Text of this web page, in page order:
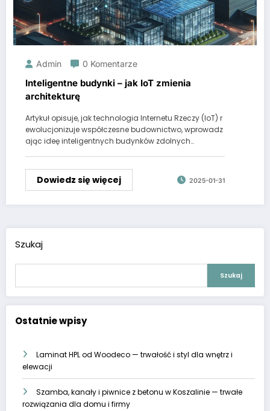
Admin 0 Komentarze
Inteligentne budynki – jak IoT zmienia
architekturę
Artykuł opisuje, jak technologia Internetu Rzeczy (IoT) r
ewolucjonizuje współczesne budownictwo, wprowadz
ając ideę inteligentnych budynków zdolnych…
Dowiedz się więcej 2025-01-31
Szukaj
Szukaj
Ostatnie wpisy
Laminat HPL od Woodeco — trwałość i styl dla wnętrz i
elewacji
Szamba, kanały i piwnice z betonu w Koszalinie — trwałe
rozwiązania dla domu i firmy